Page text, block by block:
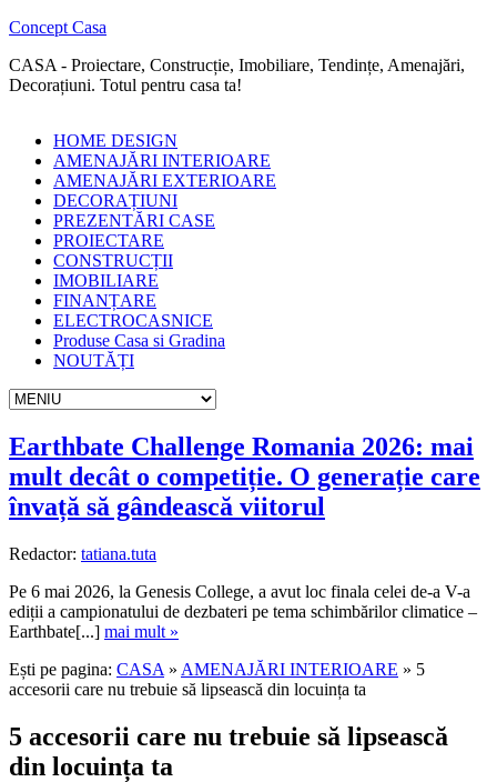
Concept Casa
CASA - Proiectare, Construcție, Imobiliare, Tendințe, Amenajări,
Decorațiuni. Totul pentru casa ta!
HOME DESIGN
AMENAJĂRI INTERIOARE
AMENAJĂRI EXTERIOARE
DECORAȚIUNI
PREZENTĂRI CASE
PROIECTARE
CONSTRUCȚII
IMOBILIARE
FINANȚARE
ELECTROCASNICE
Produse Casa si Gradina
NOUTĂȚI
Earthbate Challenge Romania 2026: mai
mult decât o competiție. O generație care
învață să gândească viitorul
Redactor: tatiana.tuta
Pe 6 mai 2026, la Genesis College, a avut loc finala celei de-a V-a
ediții a campionatului de dezbateri pe tema schimbărilor climatice –
Earthbate[...] mai mult »
Ești pe pagina: CASA » AMENAJĂRI INTERIOARE » 5
accesorii care nu trebuie să lipsească din locuința ta
5 accesorii care nu trebuie să lipsească
din locuința ta